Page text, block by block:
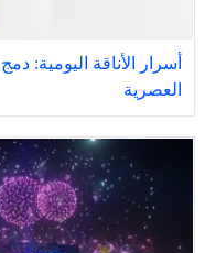
أسرار الأناقة اليومية:
العصرية